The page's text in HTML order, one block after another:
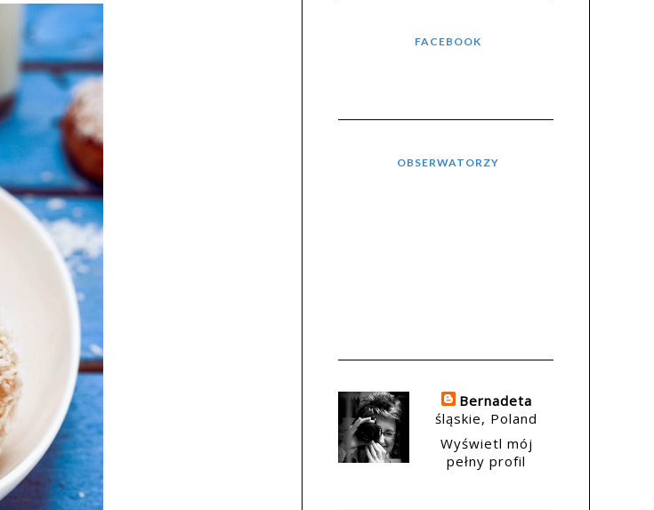
FACEBOOK
OBSERWATORZY
Bernadeta
śląskie, Poland
Wyświetl mój
pełny profil